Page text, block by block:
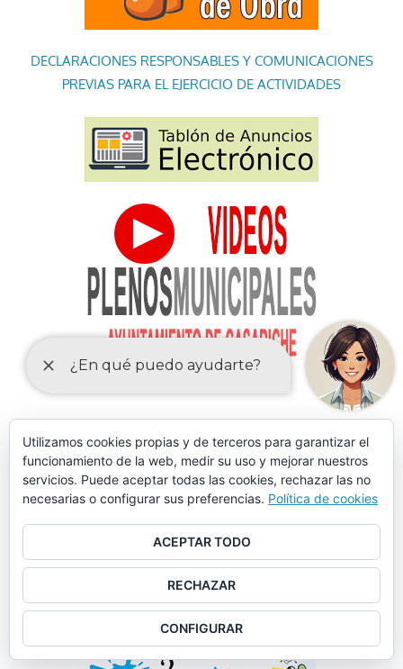
DECLARACIONES RESPONSABLES Y COMUNICACIONES
PREVIAS PARA EL EJERCICIO DE ACTIVIDADES
Utilizamos cookies propias y de terceros para garantizar el
funcionamiento de la web, medir su uso y mejorar nuestros
servicios. Puede aceptar todas las cookies, rechazar las no
necesarias o configurar sus preferencias. Política de cookies
ACEPTAR TODO
RECHAZAR
CONFIGURAR